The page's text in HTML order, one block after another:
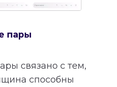
пары
связано с тем,
способны